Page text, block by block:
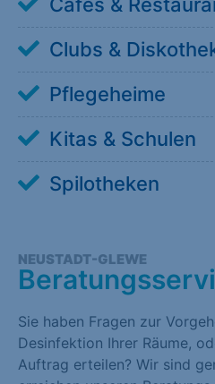
Clubs &
Pflegeheime
Kitas & Schulen
Spilotheken
NEUSTADT-GLEWE
Sie haben Fragen zur
Desinfektion Ihrer Räume,
Auftrag erteilen? Wir sind